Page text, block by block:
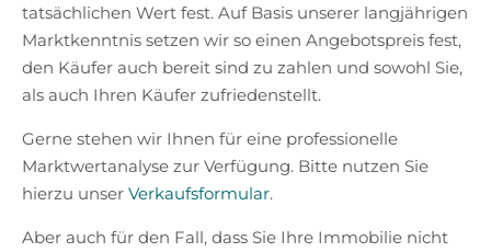
tatsächlichen Wert fest. Auf Basis unserer langjährigen
Marktkenntnis setzen wir so einen Angebotspreis fest,
den Käufer auch bereit sind zu zahlen und sowohl Sie,
als auch Ihren Käufer zufriedenstellt.
Gerne stehen wir Ihnen für eine professionelle
Marktwertanalyse zur Verfügung. Bitte nutzen Sie
hierzu unser Verkaufsformular.
Aber auch für den Fall, dass Sie Ihre Immobilie nicht